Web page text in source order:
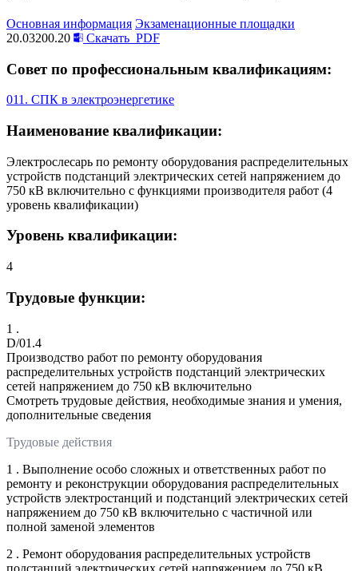
Основная информация Экзаменационные площадки
20.03200.20
Скачать PDF
Совет по профессиональным квалификациям:
011. СПК в электроэнергетике
Наименование квалификации:
Электрослесарь по ремонту оборудования распределительных
устройств подстанций электрических сетей напряжением до
750 кВ включительно с функциями производителя работ (4
уровень квалификации)
Уровень квалификации:
4
Трудовые функции:
1 .
D/01.4
Производство работ по ремонту оборудования
распределительных устройств подстанций электрических
сетей напряжением до 750 кВ включительно
Смотреть трудовые действия, необходимые знания и умения,
дополнительные сведения
Трудовые действия
1 . Выполнение особо сложных и ответственных работ по
ремонту и реконструкции оборудования распределительных
устройств электростанций и подстанций электрических сетей
напряжением до 750 кВ включительно с частичной или
полной заменой элементов
2 . Ремонт оборудования распределительных устройств
подстанций электрических сетей напряжением до 750 кВ